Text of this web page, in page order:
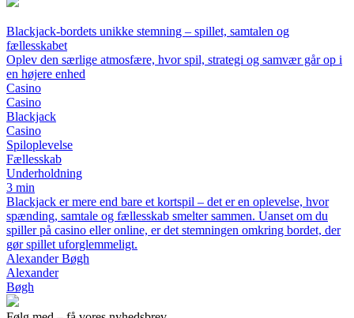
Blackjack-bordets unikke stemning – spillet, samtalen og
fællesskabet
Oplev den særlige atmosfære, hvor spil, strategi og samvær går op i
en højere enhed
Casino
Casino
Blackjack
Casino
Spiloplevelse
Fællesskab
Underholdning
3 min
Blackjack er mere end bare et kortspil – det er en oplevelse, hvor
spænding, samtale og fællesskab smelter sammen. Uanset om du
spiller på casino eller online, er det stemningen omkring bordet, der
gør spillet uforglemmeligt.
Alexander Bøgh
Alexander
Bøgh